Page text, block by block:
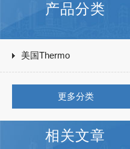
产品分类
美国Thermo
更多分类
相关文章